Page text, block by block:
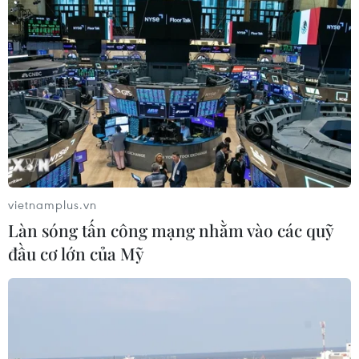
Hỗ trợ phụ nữ tỉnh miền núi, biên
giới khởi nghiệp gắn với khoa học
công nghệ
05/08/2026 09:39
Lần đầu tiên vinh danh doanh
nghiệp kiến tạo đất nước tại Better
Choice Awards
VNPT-VRG và cái “bắt tay” chiến
lược của để xây mô hình khu công
vietnamplus.vn
Làn sóng tấn công mạng nhằm vào các quỹ
đầu cơ lớn của Mỹ